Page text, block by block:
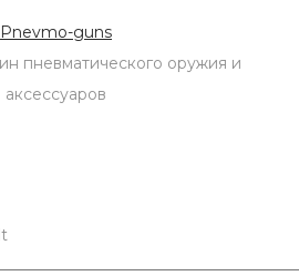
Pnevmo-guns
пневматического оружия и
аксессуаров